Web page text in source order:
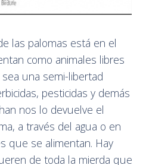
las palomas está en el
como animales libres
una semi-libertad
pesticidas y demás
nos lo devuelve el
a través del agua o en
que se alimentan. Hay
de toda la mierda que